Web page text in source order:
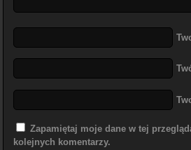
Zapamiętaj moje dane w tej
kolejnych komentarzy.